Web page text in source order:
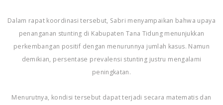
Dalam rapat koordinasi tersebut, Sabri menyampaikan bahwa upaya
penanganan stunting di Kabupaten Tana Tidung menunjukkan
perkembangan positif dengan menurunnya jumlah kasus. Namun
demikian, persentase prevalensi stunting justru mengalami
peningkatan.
Menurutnya, kondisi tersebut dapat terjadi secara matematis dan